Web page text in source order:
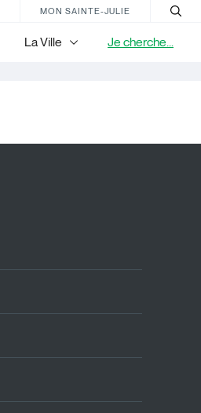
MON SAINTE-JULIE
La Ville Je cherche...